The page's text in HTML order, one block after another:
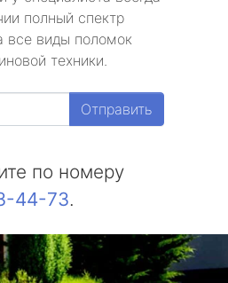
полный спектр
все виды поломок
техники.
Отправить
по номеру
44-73.